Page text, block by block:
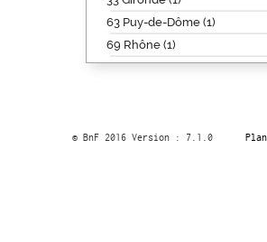
63 Puy-de-Dôme (1)
69 Rhône (1)
© BnF 2016 Version : 7.1.0